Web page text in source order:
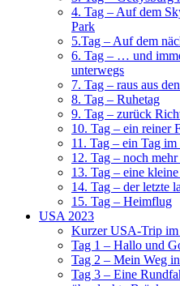
4. Tag – Auf dem
Park
5.Tag – Auf dem
6. Tag – … und
unterwegs
7. Tag – raus aus
8. Tag – Ruhetag
9. Tag – zurück
10. Tag – ein reiner
11. Tag – ein Tag
12. Tag – noch
13. Tag – eine
14. Tag – der letzte
15. Tag – Heimflug
USA 2023
Kurzer USA-Trip im
Tag 1 – Hallo und
Tag 2 – Mein Weg
Tag 3 – Eine